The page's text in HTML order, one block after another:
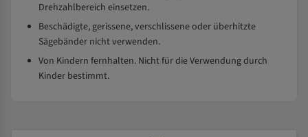
Drehzahlbereich einsetzen.
Beschädigte, gerissene, verschlissene oder überhitzte
Sägebänder nicht verwenden.
Von Kindern fernhalten. Nicht für die Verwendung durch
Kinder bestimmt.